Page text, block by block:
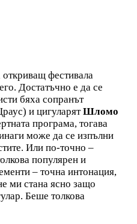
фестивала
Достатъчно е да се
бяха сопранът
и цигуларятШломо
програма, тогава
може да се изпълни
Или по-точно –
популярен и
– точна интонация,
ми стана ясно защо
Беше толкова